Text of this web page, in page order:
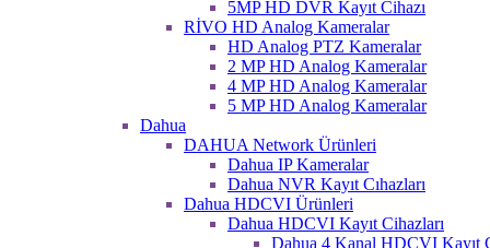
5MP HD DVR Kayıt Cihazı
RİVO HD Analog Kameralar
HD Analog PTZ Kameralar
2 MP HD Analog Kameralar
4 MP HD Analog Kameralar
5 MP HD Analog Kameralar
Dahua
DAHUA Network Ürünleri
Dahua IP Kameralar
Dahua NVR Kayıt Cıhazları
Dahua HDCVI Ürünleri
Dahua HDCVI Kayıt Cihazları
Dahua 4 Kanal HDCVI Kayıt